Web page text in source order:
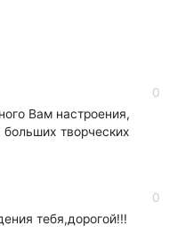
0
Вам настроения,
больших творческих
0
тебя,дорогой!!!